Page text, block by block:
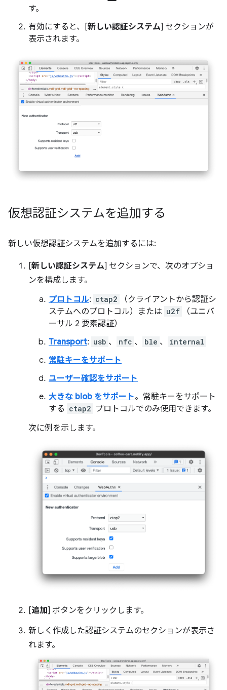
す。
有効にすると、[新しい認証システム] セクションが
表示されます。
仮想認証システムを追加する
新しい仮想認証システムを追加するには:
[新しい認証システム] セクションで、次のオプショ
ンを構成します。
プロトコル: ctap2
（クライアントから認証シ
ステムへのプロトコル）または u2f
（ユニバ
ーサル 2 要素認証）
Transport: usb 、 nfc 、 ble 、 internal
常駐キーをサポート
ユーザー確認をサポート
大きな blob をサポート。常駐キーをサポート
する ctap2 プロトコルでのみ使用できます。
次に例を示します。
[追加] ボタンをクリックします。
新しく作成した認証システムのセクションが表示さ
れます。